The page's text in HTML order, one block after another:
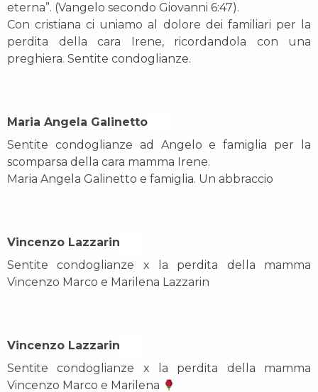
eterna”. (Vangelo secondo Giovanni 6:47).
Con cristiana ci uniamo al dolore dei familiari per la
perdita della cara Irene, ricordandola con una
preghiera. Sentite condoglianze.
Maria Angela Galinetto On
Sentite condoglianze ad Angelo e famiglia per la
scomparsa della cara mamma Irene.
Maria Angela Galinetto e famiglia. Un abbraccio
Vincenzo Lazzarin On
Sentite condoglianze x la perdita della mamma
Vincenzo Marco e Marilena Lazzarin
Vincenzo Lazzarin On
Sentite condoglianze x la perdita della mamma
Vincenzo Marco e Marilena